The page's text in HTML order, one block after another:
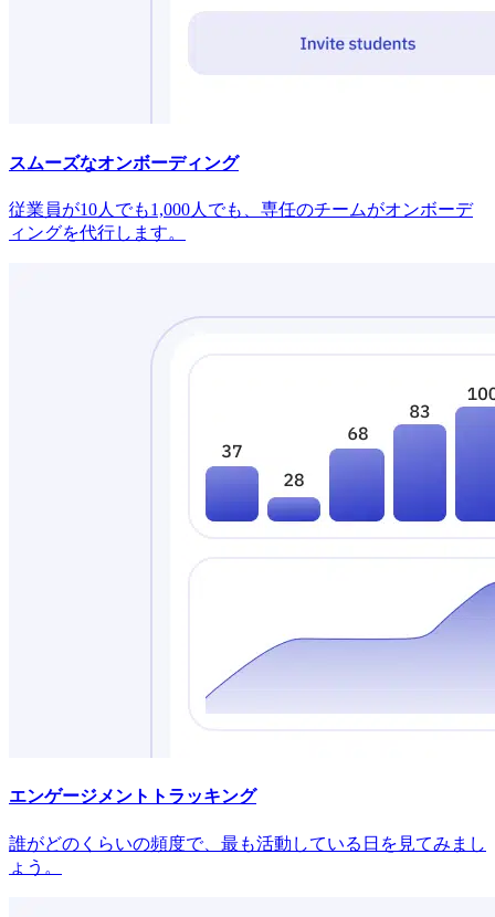
スムーズなオンボーディング
従業員が10人でも1,000人でも、専任のチームがオンボーデ
ィングを代行します。
エンゲージメントトラッキング
誰がどのくらいの頻度で、最も活動している日を見てみまし
ょう。